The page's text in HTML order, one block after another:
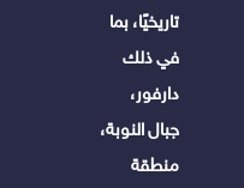
تاريخيًا، بما
في ذلك
دارفور،
جبال النوبة،
منطقة